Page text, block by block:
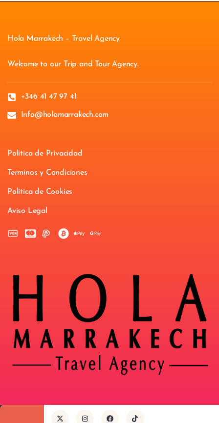
Hola Marrakech – Travel Agency
Welcome to our Trip and Tour Agency.
+346 41 47 97 41
Info@holamarrakech.com
Politica de Privacidad
Terminos y Condiciones
Política de Cookies
Aviso Legal